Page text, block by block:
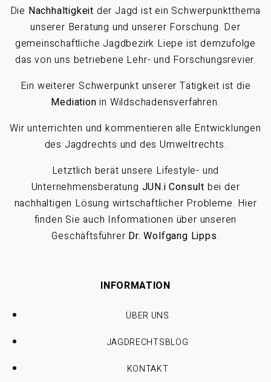
Die Nachhaltigkeit der Jagd ist ein Schwerpunktthema
unserer Beratung und unserer Forschung. Der
gemeinschaftliche Jagdbezirk Liepe ist demzufolge
das von uns betriebene Lehr- und Forschungsrevier.
Ein weiterer Schwerpunkt unserer Tätigkeit ist die
Mediation in Wildschadensverfahren.
Wir unterrichten und kommentieren alle Entwicklungen
des Jagdrechts und des Umweltrechts.
Letztlich berät unsere Lifestyle- und
Unternehmensberatung JUN.i Consult bei der
nachhaltigen Lösung wirtschaftlicher Probleme. Hier
finden Sie auch Informationen über unseren
Geschäftsführer Dr. Wolfgang Lipps.
INFORMATION
ÜBER UNS
JAGDRECHTSBLOG
KONTAKT